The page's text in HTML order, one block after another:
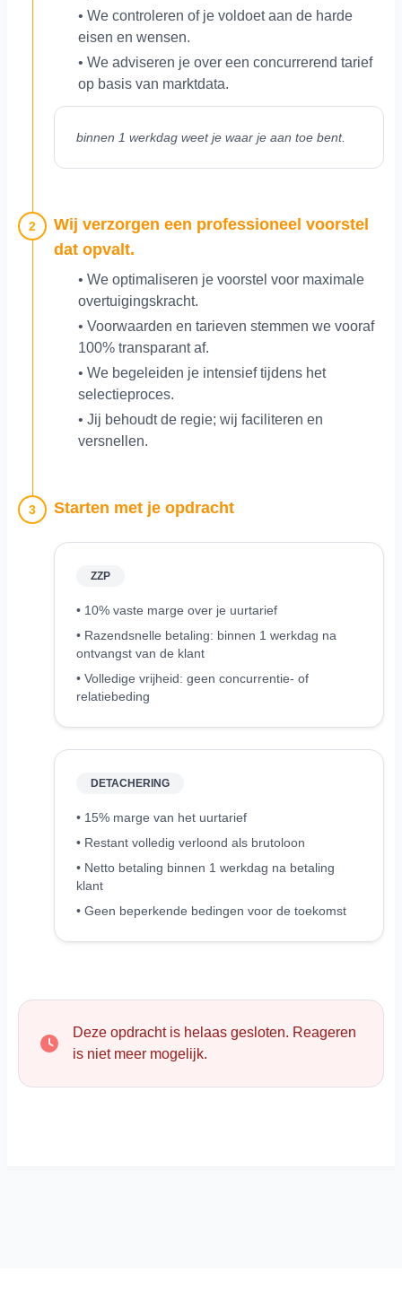
• We controleren of je voldoet aan de harde
eisen en wensen.
• We adviseren je over een concurrerend tarief
op basis van marktdata.
binnen 1 werkdag weet je waar je aan toe bent.
2
Wij verzorgen een professioneel voorstel
dat opvalt.
• We optimaliseren je voorstel voor maximale
overtuigingskracht.
• Voorwaarden en tarieven stemmen we vooraf
100% transparant af.
• We begeleiden je intensief tijdens het
selectieproces.
• Jij behoudt de regie; wij faciliteren en
versnellen.
3 Starten met je opdracht
ZZP
• 10% vaste marge over je uurtarief
• Razendsnelle betaling: binnen 1 werkdag na
ontvangst van de klant
• Volledige vrijheid: geen concurrentie- of
relatiebeding
DETACHERING
• 15% marge van het uurtarief
• Restant volledig verloond als brutoloon
• Netto betaling binnen 1 werkdag na betaling
klant
• Geen beperkende bedingen voor de toekomst
Deze opdracht is helaas gesloten. Reageren
is niet meer mogelijk.